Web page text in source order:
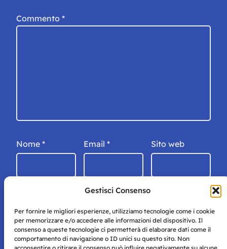
Gestisci Consenso
Per fornire le migliori esperienze, utilizziamo tecnologie come i cookie
per memorizzare e/o accedere alle informazioni del dispositivo. Il
consenso a queste tecnologie ci permetterà di elaborare dati come il
comportamento di navigazione o ID unici su questo sito. Non
Commento *
Nome * Email * Sito web